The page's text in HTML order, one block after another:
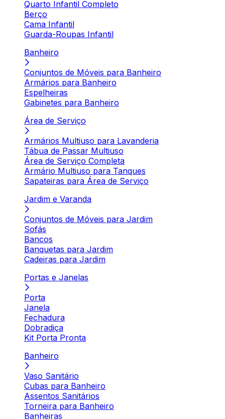
Quarto Infantil Completo
Berço
Cama Infantil
Guarda-Roupas Infantil
Banheiro
Conjuntos de Móveis para Banheiro
Armários para Banheiro
Espelheiras
Gabinetes para Banheiro
Área de Serviço
Armários Multiuso para Lavanderia
Tábua de Passar Multiuso
Área de Serviço Completa
Armário Multiuso para Tanques
Sapateiras para Área de Serviço
Jardim e Varanda
Conjuntos de Móveis para Jardim
Sofás
Bancos
Banquetas para Jardim
Cadeiras para Jardim
Portas e Janelas
Porta
Janela
Fechadura
Dobradiça
Kit Porta Pronta
Banheiro
Vaso Sanitário
Cubas para Banheiro
Assentos Sanitários
Torneira para Banheiro
Banheiras